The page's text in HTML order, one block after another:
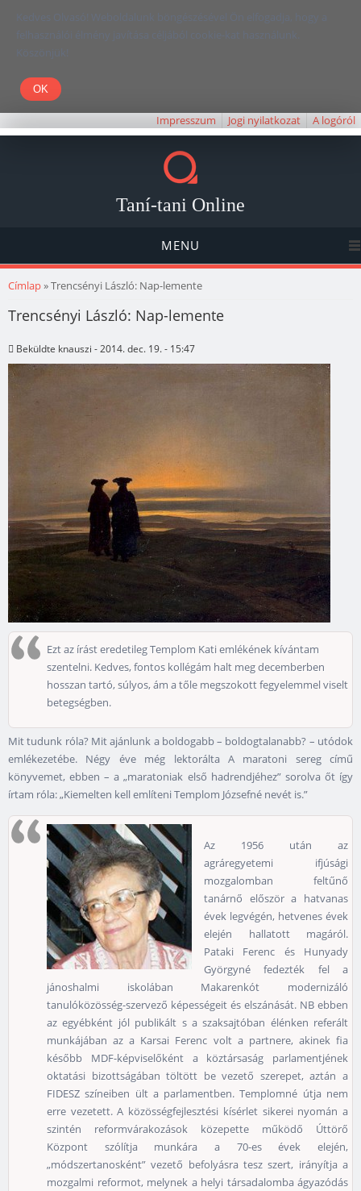
Kedves Olvasó! Weboldalunk böngészésével Ön elfogadja, hogy a
felhasználói élmény javítása céljából cookie-kat használunk.
Köszönjük!
Impresszum Jogi nyilatkozat A logóról
Taní-tani Online
MENU
Jelenlegi hely
Címlap» Trencsényi László: Nap-lemente
Trencsényi László: Nap-lemente
Beküldte knauszi - 2014. dec. 19. - 15:47
Ezt az írást eredetileg Templom Kati emlékének kívántam
szentelni. Kedves, fontos kollégám halt meg decemberben
hosszan tartó, súlyos, ám a tőle megszokott fegyelemmel viselt
betegségben.
Mit tudunk róla? Mit ajánlunk a boldogabb – boldogtalanabb? – utódok
emlékezetébe. Négy éve még lektorálta A maratoni sereg című
könyvemet, ebben – a „maratoniak első hadrendjéhez” sorolva őt így
írtam róla: „Kiemelten kell említeni Templom Józsefné nevét is.”
Az 1956 után az
agráregyetemi ifjúsági
mozgalomban feltűnő
tanárnő először a hatvanas
évek legvégén, hetvenes évek
elején hallatott magáról.
Pataki Ferenc és Hunyady
Györgyné fedezték fel a
jánoshalmi iskolában Makarenkót modernizáló
tanulóközösség-szervező képességeit és elszánását. NB ebben
az egyébként jól publikált s a szaksajtóban élénken referált
munkájában az a Karsai Ferenc volt a partnere, akinek fia
később MDF-képviselőként a köztársaság parlamentjének
oktatási bizottságában töltött be vezető szerepet, aztán a
FIDESZ színeiben ült a parlamentben. Templomné útja nem
erre vezetett. A közösségfejlesztési kísérlet sikerei nyomán a
szintén reformvárakozások közepette működő Úttörő
Központ szólítja munkára a 70-es évek elején,
„módszertanosként” vezető befolyásra tesz szert, irányítja a
mozgalmi reformot, melynek a helyi társadalomba ágyazódás